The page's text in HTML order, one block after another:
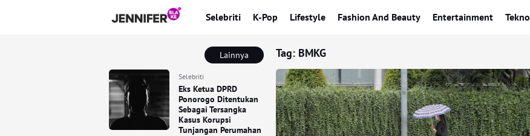
Selebriti K-Pop Lifestyle Fashion And Beauty Entertainment Tekno
Lainnya
Selebriti
Eks Ketua DPRD
Ponorogo Ditentukan
Sebagai Tersangka
Kasus Korupsi
Tunjangan Perumahan
Tag: BMKG